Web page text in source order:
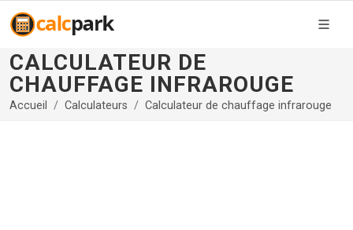
CALCULATEUR DE
CHAUFFAGE INFRAROUGE
Accueil Calculateurs Calculateur de chauffage infrarouge